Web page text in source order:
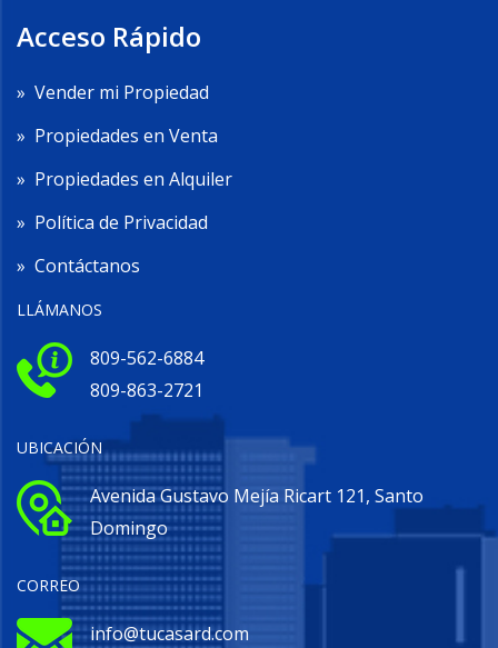
Acceso Rápido
» Vender mi Propiedad
» Propiedades en Venta
» Propiedades en Alquiler
» Política de Privacidad
» Contáctanos
LLÁMANOS
809-562-6884
809-863-2721
UBICACIÓN
Avenida Gustavo Mejía Ricart 121, Santo
Domingo
CORREO
info@tucasard.com